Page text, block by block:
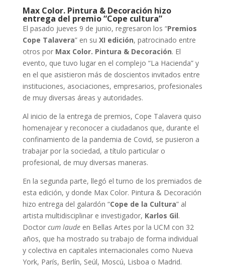
Max Color. Pintura & Decoración hizo
entrega del premio “Cope cultura”
El pasado jueves 9 de junio, regresaron los “Premios
Cope Talavera” en su XI edición, patrocinado entre
otros por Max Color. Pintura & Decoración. El
evento, que tuvo lugar en el complejo “La Hacienda” y
en el que asistieron más de doscientos invitados entre
instituciones, asociaciones, empresarios, profesionales
de muy diversas áreas y autoridades.
Al inicio de la entrega de premios, Cope Talavera quiso
homenajear y reconocer a ciudadanos que, durante el
confinamiento de la pandemia de Covid, se pusieron a
trabajar por la sociedad, a título particular o
profesional, de muy diversas maneras.
En la segunda parte, llegó el turno de los premiados de
esta edición, y donde Max Color. Pintura & Decoración
hizo entrega del galardón “Cope de la Cultura” al
artista multidisciplinar e investigador, Karlos Gil.
Doctor cum laudeen Bellas Artes por la UCM con 32
años, que ha mostrado su trabajo de forma individual
y colectiva en capitales internacionales como Nueva
York, París, Berlín, Seúl, Moscú, Lisboa o Madrid.